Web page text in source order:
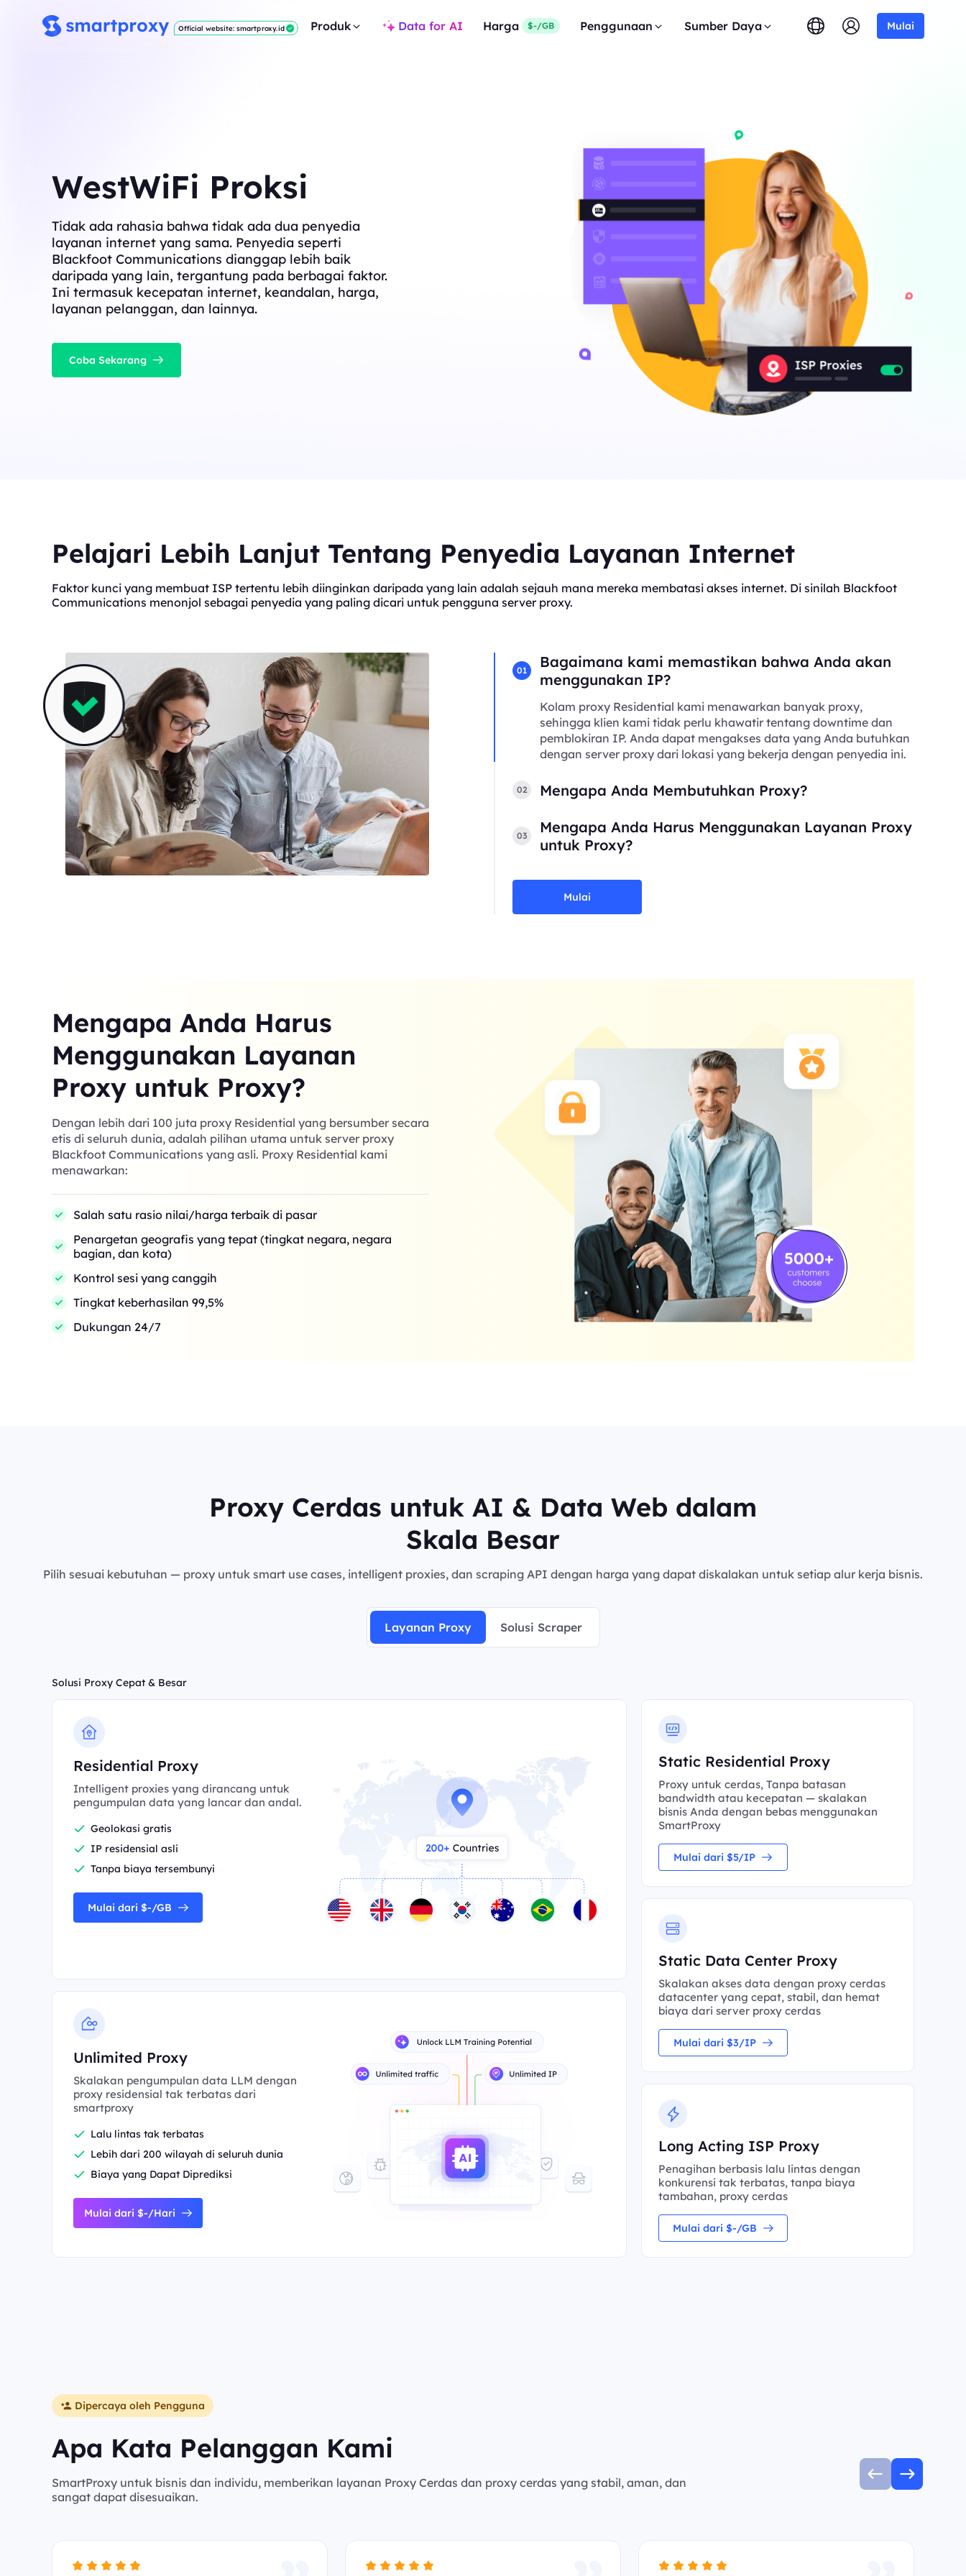
Official website: smartproxy.id Produk Data for AI Harga $-/GB Penggunaan Sumber Daya Mulai
WestWiFi Proksi
Tidak ada rahasia bahwa tidak ada dua penyedia
layanan internet yang sama. Penyedia seperti
Blackfoot Communications dianggap lebih baik
daripada yang lain, tergantung pada berbagai faktor.
Ini termasuk kecepatan internet, keandalan, harga,
layanan pelanggan, dan lainnya.
Coba Sekarang
Pelajari Lebih Lanjut Tentang Penyedia Layanan Internet
Faktor kunci yang membuat ISP tertentu lebih diinginkan daripada yang lain adalah sejauh mana mereka membatasi akses internet. Di sinilah Blackfoot
Communications menonjol sebagai penyedia yang paling dicari untuk pengguna server proxy.
01
Bagaimana kami memastikan bahwa Anda akan
menggunakan IP?
Kolam proxy Residential kami menawarkan banyak proxy,
sehingga klien kami tidak perlu khawatir tentang downtime dan
pemblokiran IP. Anda dapat mengakses data yang Anda butuhkan
dengan server proxy dari lokasi yang bekerja dengan penyedia ini.
02 Mengapa Anda Membutuhkan Proxy?
03
Mengapa Anda Harus Menggunakan Layanan Proxy
untuk Proxy?
Mulai
Mengapa Anda Harus
Menggunakan Layanan
Proxy untuk Proxy?
Dengan lebih dari 100 juta proxy Residential yang bersumber secara
etis di seluruh dunia, adalah pilihan utama untuk server proxy
Blackfoot Communications yang asli. Proxy Residential kami
menawarkan:
Salah satu rasio nilai/harga terbaik di pasar
Penargetan geografis yang tepat (tingkat negara, negara
bagian, dan kota)
Kontrol sesi yang canggih
Tingkat keberhasilan 99,5%
Dukungan 24/7
Proxy Cerdas untuk AI & Data Web dalam
Skala Besar
Pilih sesuai kebutuhan — proxy untuk smart use cases, intelligent proxies, dan scraping API dengan harga yang dapat diskalakan untuk setiap alur kerja bisnis.
Layanan Proxy Solusi Scraper
Solusi Proxy Cepat & Besar
Residential Proxy
Intelligent proxies yang dirancang untuk
pengumpulan data yang lancar dan andal.
Geolokasi gratis
IP residensial asli
Tanpa biaya tersembunyi
Mulai dari $-/GB
Unlimited Proxy
Skalakan pengumpulan data LLM dengan
proxy residensial tak terbatas dari
smartproxy
Lalu lintas tak terbatas
Lebih dari 200 wilayah di seluruh dunia
Biaya yang Dapat Diprediksi
Mulai dari $-/Hari
Static Residential Proxy
Proxy untuk cerdas, Tanpa batasan
bandwidth atau kecepatan — skalakan
bisnis Anda dengan bebas menggunakan
SmartProxy
Mulai dari $5/IP
Static Data Center Proxy
Skalakan akses data dengan proxy cerdas
datacenter yang cepat, stabil, dan hemat
biaya dari server proxy cerdas
Mulai dari $3/IP
Long Acting ISP Proxy
Penagihan berbasis lalu lintas dengan
konkurensi tak terbatas, tanpa biaya
tambahan, proxy cerdas
Mulai dari $-/GB
Dipercaya oleh Pengguna
Apa Kata Pelanggan Kami
SmartProxy untuk bisnis dan individu, memberikan layanan Proxy Cerdas dan proxy cerdas yang stabil, aman, dan
sangat dapat disesuaikan.